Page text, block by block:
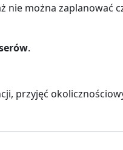
nie można zaplanować
.
przyjęć